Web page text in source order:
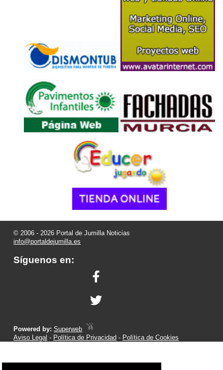
© 2006 - 2026 Portal de Jumilla Noticias
info@portaldejumilla.es
Síguenos en:
Powered by:Superweb
Aviso Legal - Política de Privacidad - Política de Cookies